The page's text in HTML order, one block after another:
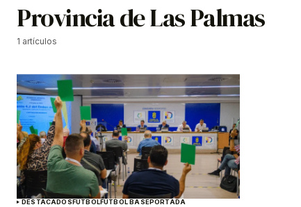
Provincia de Las Palmas
1 artículos
DESTACADOSFÚTBOLFÚTBOL BASEPORTADA